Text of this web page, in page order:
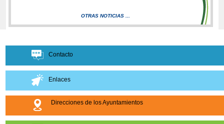
OTRAS NOTICIAS ...
Contacto
Enlaces
Direcciones de los Ayuntamientos